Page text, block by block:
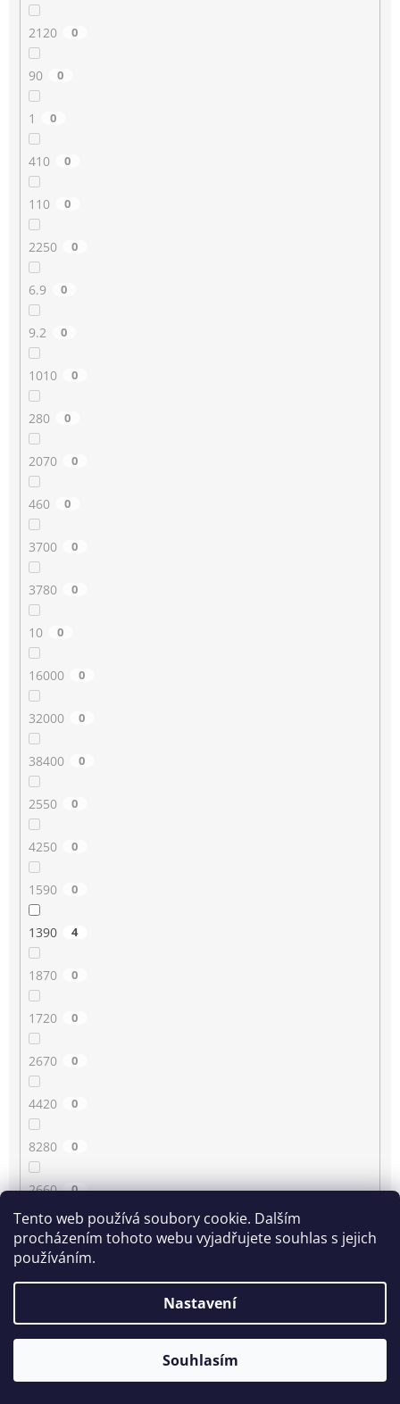
Tento web používá soubory cookie. Dalším
procházením tohoto webu vyjadřujete souhlas s jejich
používáním.
Nastavení
Souhlasím
2120 0
90 0
1 0
410 0
110 0
2250 0
6.9 0
9.2 0
1010 0
280 0
2070 0
460 0
3700 0
3780 0
10 0
16000 0
32000 0
38400 0
2550 0
4250 0
1590 0
1390 4
1870 0
1720 0
2670 0
4420 0
8280 0
2660 0
4430 0